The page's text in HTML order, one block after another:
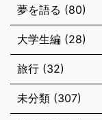
夢を語る (80)
大学生編 (28)
旅行 (32)
未分類 (307)